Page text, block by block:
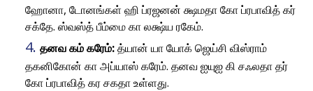
ஹோனா, டோனங்கள் ஹி ப்ரஜனன் க்ஷமதா கோ ப்ரபாவித் கர்
சக்தே. ஸ்வஸ்த் பீம்மை கா லக்ஷ்ய ரகேம்.
தனவ கம் கரேம்:த்யான் யா யோக் ஜெய்சி விஸ்ராம்
தகனிகோன் கா அப்யாஸ் கரேம். தனவ ஐயுஐ கி சஃலதா தர்
கோ ப்ரபாவித் கர சகதா உள்ளது.